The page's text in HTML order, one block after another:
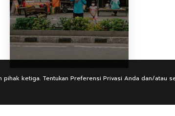
ketiga. Tentukan Preferensi Privasi Anda dan/atau